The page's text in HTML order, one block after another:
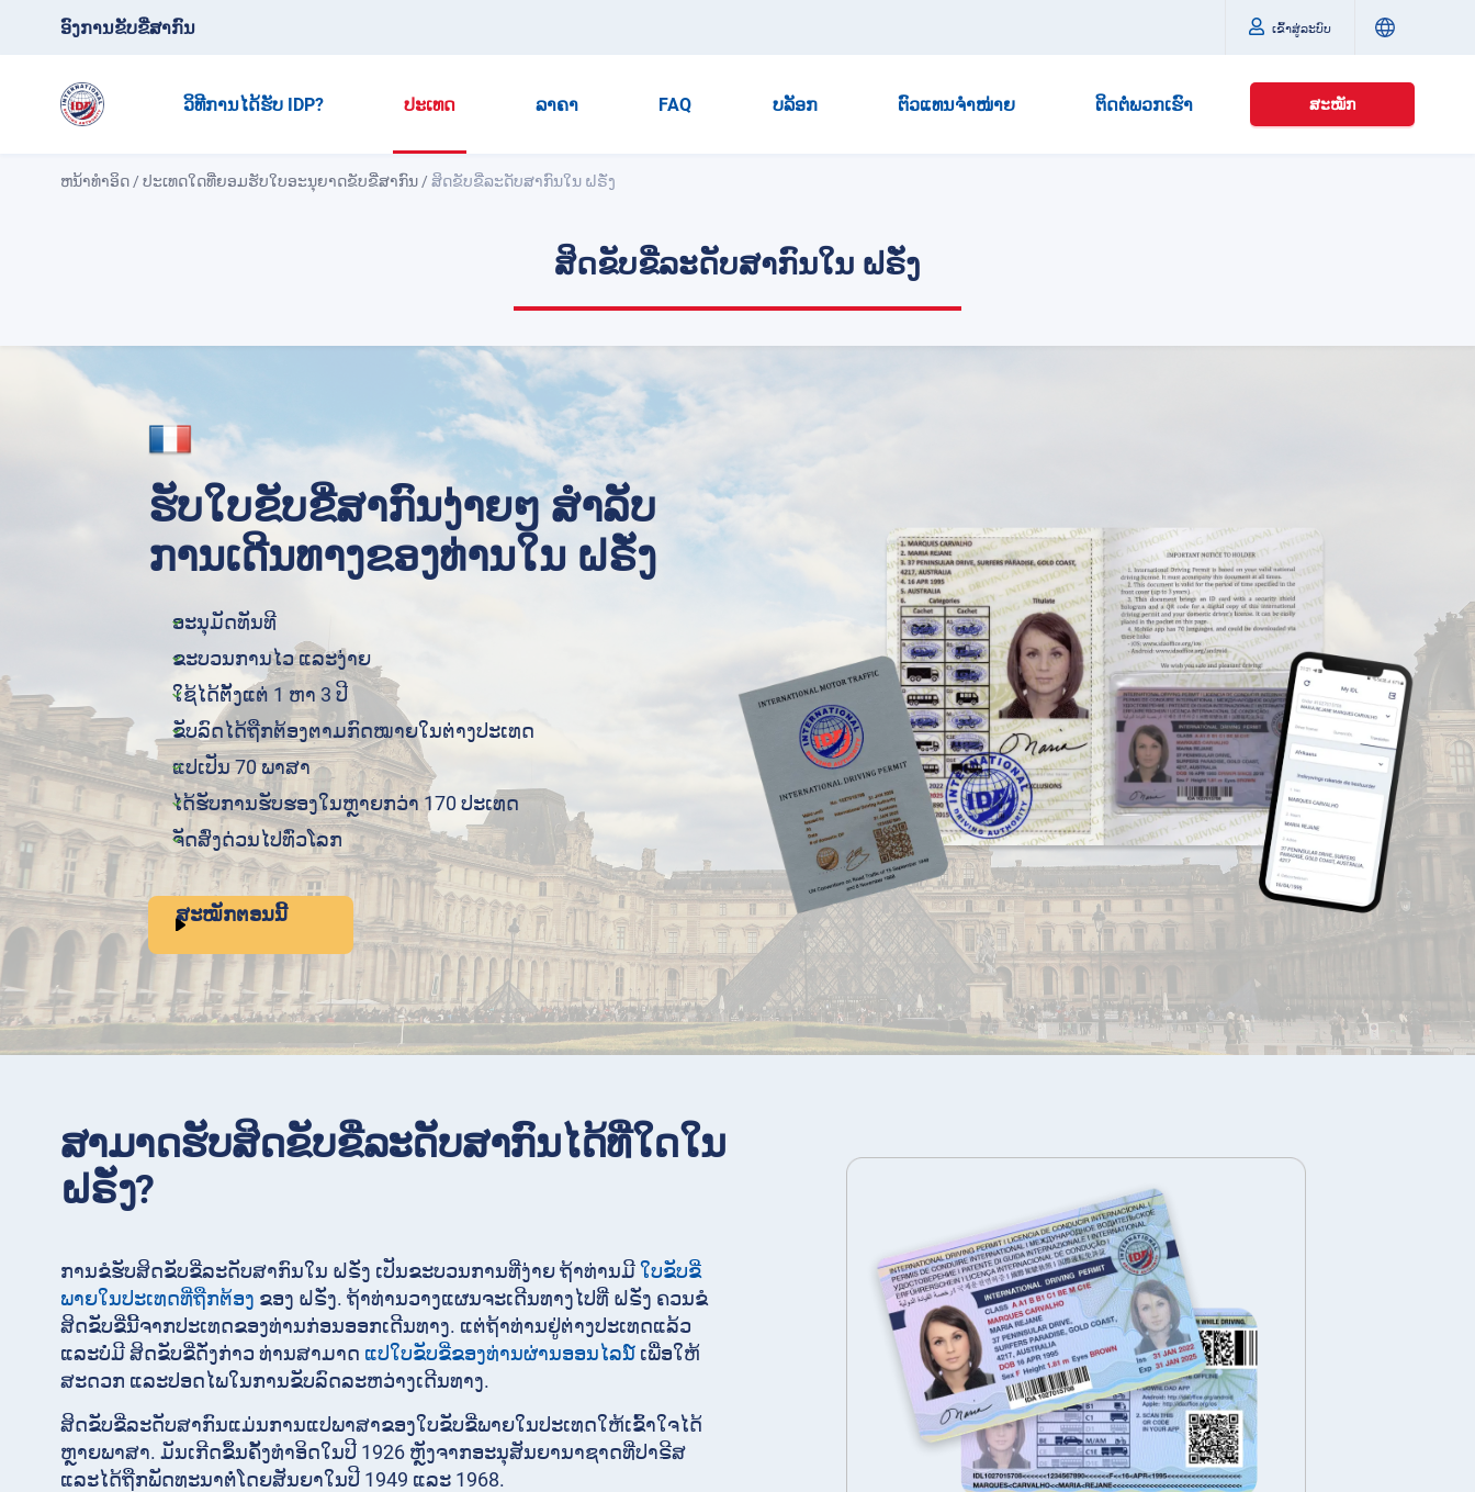
ອົງການຂັບຂີ່ສາກົນ ເຂົ້າສູ່ລະບົບ
ວິທີການໄດ້ຮັບ IDP? ປະເທດ ລາຄາ FAQ ບລັອກ ຕົວແທນຈໍາໜ່າຍ ຕິດຕໍ່ພວກເຮົາ ສະໝັກ
ຫນ້າທໍາອິດ /ປະເທດໃດທີ່ຍອມຮັບໃບອະນຸຍາດຂັບຂີ່ສາກົນ /ສິດຂັບຂີ່ລະດັບສາກົນໃນ ຝຣັ່ງ
ສິດຂັບຂີ່ລະດັບສາກົນໃນ ຝຣັ່ງ
ຮັບໃບຂັບຂີ່ສາກົນງ່າຍໆ ສໍາລັບ
ການເດີນທາງຂອງທ່ານໃນ ຝຣັ່ງ
ອະນຸມັດທັນທີ
ຂະບວນການໄວ ແລະງ່າຍ
ໃຊ້ໄດ້ຕັ້ງແຕ່ 1 ຫາ 3 ປີ
ຂັບລົດໄດ້ຖືກຕ້ອງຕາມກົດໝາຍໃນຕ່າງປະເທດ
ແປເປັນ 70 ພາສາ
ໄດ້ຮັບການຮັບຮອງໃນຫຼາຍກວ່າ 170 ປະເທດ
ຈັດສົ່ງດ່ວນໄປທົ່ວໂລກ
ສະໝັກຕອນນີ້
ສາມາດຮັບສິດຂັບຂີ່ລະດັບສາກົນໄດ້ທີ່ໃດໃນ
ຝຣັ່ງ?
ການຂໍຮັບສິດຂັບຂີ່ລະດັບສາກົນໃນ ຝຣັ່ງ ເປັນຂະບວນການທີ່ງ່າຍ ຖ້າທ່ານມີໃບຂັບຂີ່
ພາຍໃນປະເທດທີ່ຖືກຕ້ອງ ຂອງ ຝຣັ່ງ. ຖ້າທ່ານວາງແຜນຈະເດີນທາງໄປທີ່ ຝຣັ່ງ ຄວນຂໍ
ສິດຂັບຂີ່ນີ້ຈາກປະເທດຂອງທ່ານກ່ອນອອກເດີນທາງ. ແຕ່ຖ້າທ່ານຢູ່ຕ່າງປະເທດແລ້ວ
ແລະບໍ່ມີ ສິດຂັບຂີ່ດັ່ງກ່າວ ທ່ານສາມາດ ແປໃບຂັບຂີ່ຂອງທ່ານຜ່ານອອນໄລນ໌ ເພື່ອໃຫ້
ສະດວກ ແລະປອດໄພໃນການຂັບລົດລະຫວ່າງເດີນທາງ.
ສິດຂັບຂີ່ລະດັບສາກົນແມ່ນການແປພາສາຂອງໃບຂັບຂີ່ພາຍໃນປະເທດໃຫ້ເຂົ້າໃຈໄດ້
ຫຼາຍພາສາ. ມັນເກີດຂຶ້ນຄັ້ງທໍາອິດໃນປີ 1926 ຫຼັງຈາກອະນຸສັນຍານາຊາດທີ່ປາຣີສ
ແລະໄດ້ຖືກພັດທະນາຕໍ່ໂດຍສັນຍາໃນປີ 1949 ແລະ 1968.